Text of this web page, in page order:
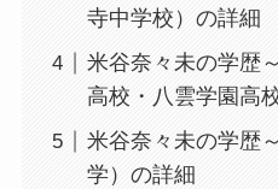
寺中学校）の詳細
米谷奈々未の学歴
高校・八雲学園高
米谷奈々未の学歴
学）の詳細